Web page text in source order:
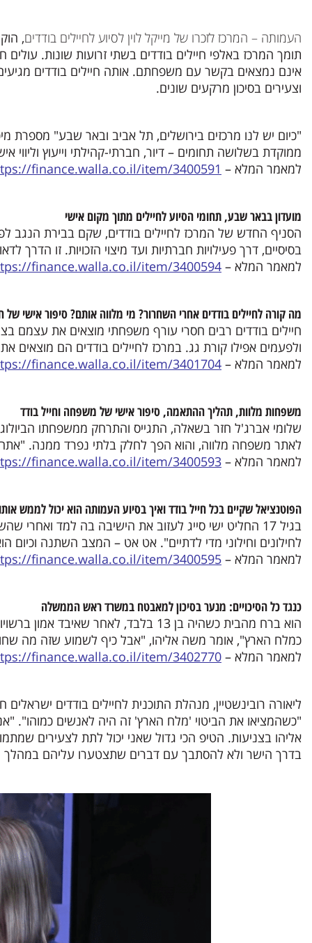
העמותה – המרכז לזכרו של מייקל לוין לסיוע לחיילים בודדים
תומך המרכז באלפי חיילים בודדים בשתי זרועות שונות.
אינם נמצאים בקשר עם משפחתם. אותה חיילים בודדים
וצעירים בסיכון מרקעים שונים.
"כיום יש לנו מרכזים בירושלים, תל אביב ובאר שבע"
ממוקדת בשלושה תחומים – דיור, חברתי-קהילתי וייעוץ וליווי
למאמר המלא – finance.walla.co.il/item/3400591
מועדון בבאר שבע, תחומי הסיוע לחיילים מתוך מקום אישי
הסניף החדש של המרכז לחיילים בודדים, שקם בבירת הנגב
בסיסיים, דרך פעילויות חברתיות ועד מיצוי הזכויות. זו
למאמר המלא – finance.walla.co.il/item/3400594
מה קורה לחיילים בודדים אחרי השחרור? מי מלווה אותם? סיפור אישי
חיילים בודדים רבים חסרי עורף משפחתי מוצאים את עצמם
ולפעמים אפילו קורת גג. במרכז לחיילים בודדים הם
למאמר המלא – finance.walla.co.il/item/3401704
משפחות מלוות, תהליך ההתאמה, סיפור אישי של משפחה וחייל בודד
שלומי אברג'ל חזר בשאלה, התגייס והתרחק ממשפחתו
לאתר משפחה מלווה, והוא הפך לחלק בלתי נפרד ממנה.
למאמר המלא – finance.walla.co.il/item/3400593
הפוטנציאל שקיים בכל חייל בודד ואיך בסיוע העמותה הוא יכול לממש
בגיל 17 החליט ישי סייג לעזוב את הישיבה בה למד
לחילונים וחילוני מדי לדתיים". אט אט – המצב השתנה
למאמר המלא – finance.walla.co.il/item/3400595
כנגד כל הסיכויים: מנער בסיכון למאבטח במשרד ראש הממשלה
הוא ברח מהבית כשהיה בן 13 בלבד,
כמלח הארץ", אומר משה אליהו, "אבל כיף לשמוע שזה מה
למאמר המלא – finance.walla.co.il/item/3402770
ליאורה רובינשטיין, מנהלת התוכנית לחיילים בודדים
"כשהמציאו את הביטוי 'מלח הארץ' זה היה לאנשים כמוהו".
אליהו בצניעות. הטיפ הכי גדול שאני יכול לתת לצעירים
בדרך הישר ולא להסתבך עם דברים שתצטערו עליהם